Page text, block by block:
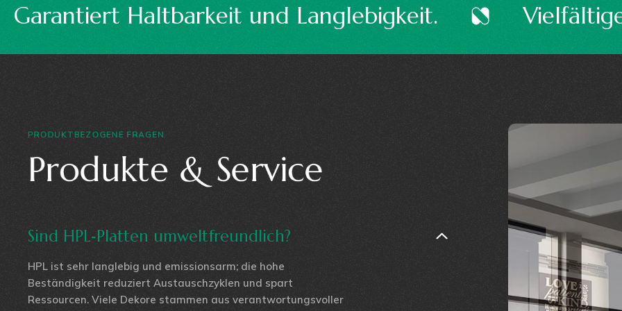
Vielfältiges Angebot. Komfort
PRODUKTBEZOGENE FRAGEN
Produkte & Service
Sind HPL‑Platten umweltfreundlich?
HPL ist sehr langlebig und emissionsarm; die hohe
Beständigkeit reduziert Austauschzyklen und spart
Ressourcen. Viele Dekore stammen aus verantwortungsvoller